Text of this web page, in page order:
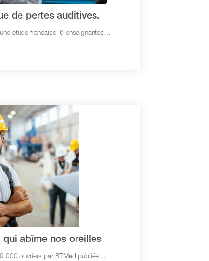
de pertes auditives.
étude française, 6 enseignantes…
qui abîme nos oreilles
000 ouvriers par BTMed publiée…